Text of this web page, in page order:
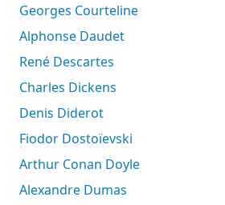
Georges Courteline
Alphonse Daudet
René Descartes
Charles Dickens
Denis Diderot
Fiodor Dostoïevski
Arthur Conan Doyle
Alexandre Dumas